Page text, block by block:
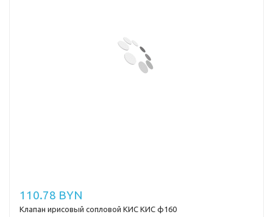
110.78 BYN
Клапан ирисовый сопловой КИС КИС ф160